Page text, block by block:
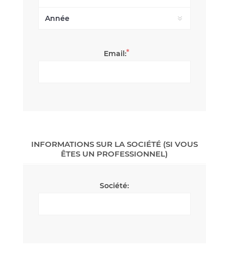
Email:*
INFORMATIONS SUR LA SOCIÉTÉ (SI VOUS
ÊTES UN PROFESSIONNEL)
Société: